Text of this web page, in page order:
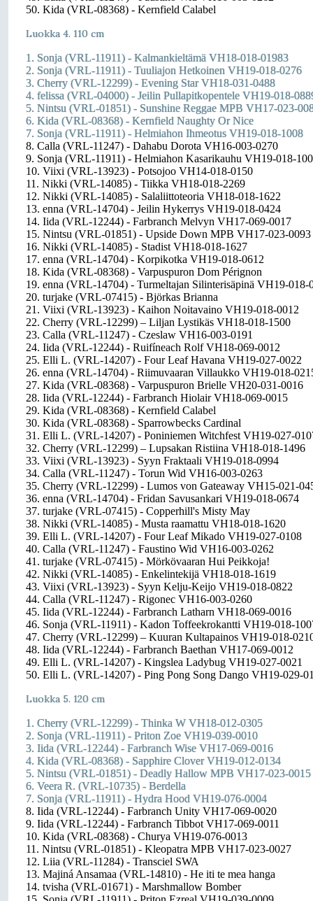
50. Kida (VRL-08368) - Kernfield Calabel
Luokka 4. 110 cm
1. Sonja (VRL-11911) - Kalmankieltämä VH18-018-01983
2. Sonja (VRL-11911) - Tuuliajon Hetkoinen VH19-018-0276
3. Cherry (VRL-12299) - Evening Star VH18-031-0488
4. felissa (VRL-04000) - Jeilin Pullapitkopentele VH19-018-
5. Nintsu (VRL-01851) - Sunshine Reggae MPB VH17-023-
6. Kida (VRL-08368) - Kernfield Naughty Or Nice
7. Sonja (VRL-11911) - Helmiahon Ihmeotus VH19-018-1008
8. Calla (VRL-11247) - Dahabu Dorota VH16-003-0270
9. Sonja (VRL-11911) - Helmiahon Kasarikauhu VH19-018-
10. Viixi (VRL-13923) - Potsojoo VH14-018-0150
11. Nikki (VRL-14085) - Tiikka VH18-018-2269
12. Nikki (VRL-14085) - Salaliittoteoria VH18-018-1622
13. enna (VRL-14704) - Jeilin Hykerrys VH19-018-0424
14. Iida (VRL-12244) - Farbranch Melvyn VH17-069-0017
15. Nintsu (VRL-01851) - Upside Down MPB VH17-023-0093
16. Nikki (VRL-14085) - Stadist VH18-018-1627
17. enna (VRL-14704) - Korpikotka VH19-018-0612
18. Kida (VRL-08368) - Varpuspuron Dom Pérignon
19. enna (VRL-14704) - Turmeltajan Silinterisäpinä VH19-018-
20. turjake (VRL-07415) - Björkas Brianna
21. Viixi (VRL-13923) - Kaihon Noitavaino VH19-018-0012
22. Cherry (VRL-12299) – Liljan Lystikäs VH18-018-1500
23. Calla (VRL-11247) - Czeslaw VH16-003-0191
24. Iida (VRL-12244) - Ruifíneach Rolf VH18-069-0012
25. Elli L. (VRL-14207) - Four Leaf Havana VH19-027-0022
26. enna (VRL-14704) - Riimuvaaran Villaukko VH19-018-
27. Kida (VRL-08368) - Varpuspuron Brielle VH20-031-0016
28. Iida (VRL-12244) - Farbranch Hiolair VH18-069-0015
29. Kida (VRL-08368) - Kernfield Calabel
30. Kida (VRL-08368) - Sparrowbecks Cardinal
31. Elli L. (VRL-14207) - Poniniemen Witchfest VH19-027-
32. Cherry (VRL-12299) – Lupsakan Ristiina VH18-018-1496
33. Viixi (VRL-13923) - Syyn Fraktaali VH19-018-0994
34. Calla (VRL-11247) - Torun Wid VH16-003-0263
35. Cherry (VRL-12299) - Lumos von Gateaway VH15-021-
36. enna (VRL-14704) - Fridan Savusankari VH19-018-0674
37. turjake (VRL-07415) - Copperhill's Misty May
38. Nikki (VRL-14085) - Musta raamattu VH18-018-1620
39. Elli L. (VRL-14207) - Four Leaf Mikado VH19-027-0108
40. Calla (VRL-11247) - Faustino Wid VH16-003-0262
41. turjake (VRL-07415) - Mörkövaaran Hui Peikkoja!
42. Nikki (VRL-14085) - Enkelintekijä VH18-018-1619
43. Viixi (VRL-13923) - Syyn Kelju-Keijo VH19-018-0822
44. Calla (VRL-11247) - Rigonec VH16-003-0260
45. Iida (VRL-12244) - Farbranch Latharn VH18-069-0016
46. Sonja (VRL-11911) - Kadon Toffeekrokantti VH19-018-
47. Cherry (VRL-12299) – Kuuran Kultapainos VH19-018-
48. Iida (VRL-12244) - Farbranch Baethan VH17-069-0012
49. Elli L. (VRL-14207) - Kingslea Ladybug VH19-027-0021
50. Elli L. (VRL-14207) - Ping Pong Song Dango VH19-029-
Luokka 5. 120 cm
1. Cherry (VRL-12299) - Thinka W VH18-012-0305
2. Sonja (VRL-11911) - Priton Zoe VH19-039-0010
3. Iida (VRL-12244) - Farbranch Wise VH17-069-0016
4. Kida (VRL-08368) - Sapphire Clover VH19-012-0134
5. Nintsu (VRL-01851) - Deadly Hallow MPB VH17-023-0015
6. Veera R. (VRL-10735) - Berdella
7. Sonja (VRL-11911) - Hydra Hood VH19-076-0004
8. Iida (VRL-12244) - Farbranch Unity VH17-069-0020
9. Iida (VRL-12244) - Farbranch Tibbot VH17-069-0011
10. Kida (VRL-08368) - Churya VH19-076-0013
11. Nintsu (VRL-01851) - Kleopatra MPB VH17-023-0027
12. Liia (VRL-11284) - Transciel SWA
13. Majiná Ansamaa (VRL-14810) - He iti te mea hanga
14. tvisha (VRL-01671) - Marshmallow Bomber